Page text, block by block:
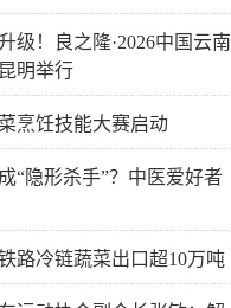
级！良之隆·2026中国云南
明举行
烹饪技能大赛启动
“隐形杀手”？中医爱好者
路冷链蔬菜出口超10万吨